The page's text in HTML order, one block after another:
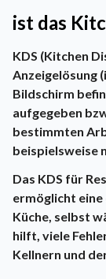
ist das
KDS (Kitchen
Anzeigelösung
Bildschirm
aufgegeben
bestimmten
beispielsweise
Das KDS für
ermöglicht
Küche, selbst
hilft, viele
Kellnern und